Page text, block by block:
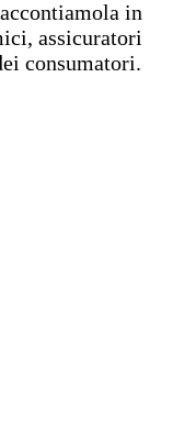
in
assicuratori
consumatori.